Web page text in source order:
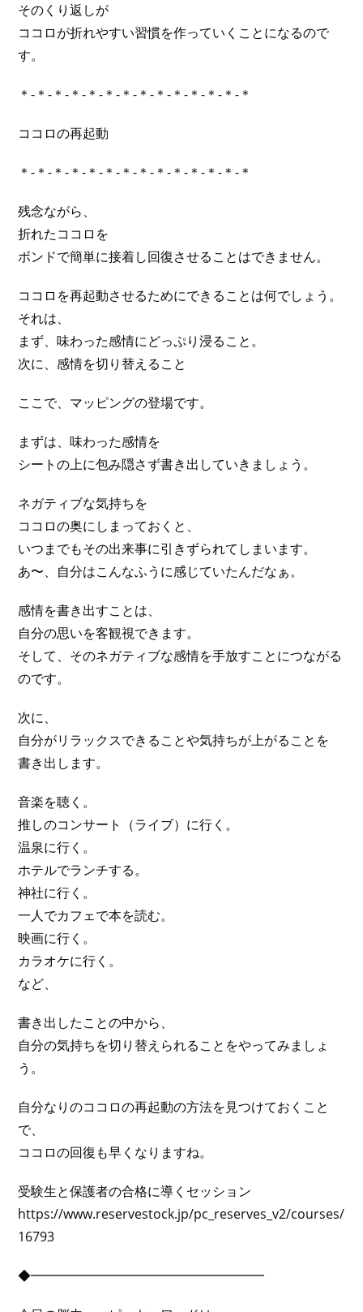
そのくり返しが
ココロが折れやすい習慣を作っていくことになるので
す。
＊-＊-＊-＊-＊-＊-＊-＊-＊-＊-＊-＊-＊-＊
ココロの再起動
＊-＊-＊-＊-＊-＊-＊-＊-＊-＊-＊-＊-＊-＊
残念ながら、
折れたココロを
ボンドで簡単に接着し回復させることはできません。
ココロを再起動させるためにできることは何でしょう。
それは、
まず、味わった感情にどっぷり浸ること。
次に、感情を切り替えること
ここで、マッピングの登場です。
まずは、味わった感情を
シートの上に包み隠さず書き出していきましょう。
ネガティブな気持ちを
ココロの奥にしまっておくと、
いつまでもその出来事に引きずられてしまいます。
あ〜、自分はこんなふうに感じていたんだなぁ。
感情を書き出すことは、
自分の思いを客観視できます。
そして、そのネガティブな感情を手放すことにつながる
のです。
次に、
自分がリラックスできることや気持ちが上がることを
書き出します。
音楽を聴く。
推しのコンサート（ライブ）に行く。
温泉に行く。
ホテルでランチする。
神社に行く。
一人でカフェで本を読む。
映画に行く。
カラオケに行く。
など、
書き出したことの中から、
自分の気持ちを切り替えられることをやってみましょ
う。
自分なりのココロの再起動の方法を見つけておくこと
で、
ココロの回復も早くなりますね。
受験生と保護者の合格に導くセッション
https://www.reservestock.jp/pc_reserves_v2/courses/
16793
◆━━━━━━━━━━━━━━━━━━